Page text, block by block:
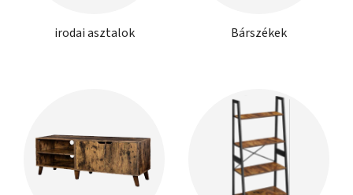
irodai asztalok Bárszékek